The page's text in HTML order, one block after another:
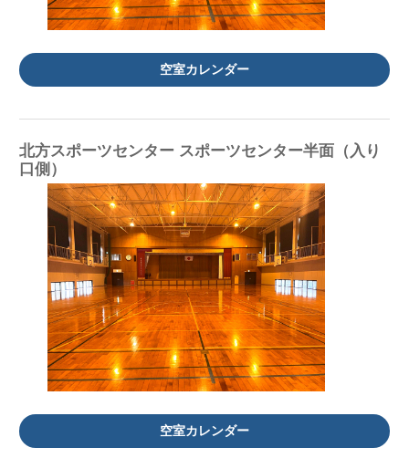
空室カレンダー
北方スポーツセンター スポーツセンター半面（入り
口側）
空室カレンダー